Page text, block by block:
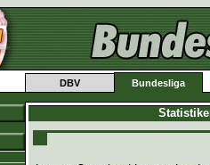
DBV Bundesliga